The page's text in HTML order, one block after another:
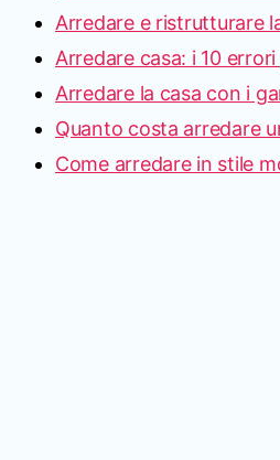
Arredare e ristrutturare
Arredare casa: i 10
Arredare la casa con i
Quanto costa arredare
Come arredare in stile